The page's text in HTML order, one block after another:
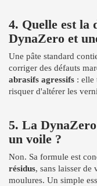
4. Quelle est la
DynaZero et
Une pâte standard
corriger des défauts
abrasifs agressifs : elle
risquer d'altérer les
5. La
un voile ?
Non. Sa formule est
résidus, sans laisser de
moulures. Un simple